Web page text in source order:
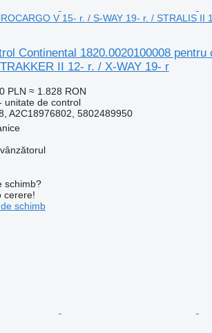
V 15- r. / S-WAY 19- r. / STRALIS II
Continental 1820.0020100008
II 12- r. / X-WAY 19- r
PLN ≈ 1.828 RON
unitate de control
A2C18976802, 5802489950
schimb?
cerere!
schimb